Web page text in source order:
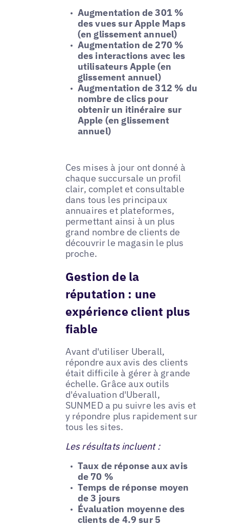
Augmentation de 301 %
des vues sur Apple Maps
(en glissement annuel)
Augmentation de 270 %
des interactions avec les
utilisateurs Apple (en
glissement annuel)
Augmentation de 312 % du
nombre de clics pour
obtenir un itinéraire sur
Apple (en glissement
annuel)
Ces mises à jour ont donné à
chaque succursale un profil
clair, complet et consultable
dans tous les principaux
annuaires et plateformes,
permettant ainsi à un plus
grand nombre de clients de
découvrir le magasin le plus
proche.
Gestion de la
réputation : une
expérience client plus
fiable
Avant d'utiliser Uberall,
répondre aux avis des clients
était difficile à gérer à grande
échelle. Grâce aux outils
d'évaluation d'Uberall,
SUNMED a pu suivre les avis et
y répondre plus rapidement sur
tous les sites.
Les résultats incluent :
Taux de réponse aux avis
de 70 %
Temps de réponse moyen
de 3 jours
Évaluation moyenne des
clients de 4.9 sur 5